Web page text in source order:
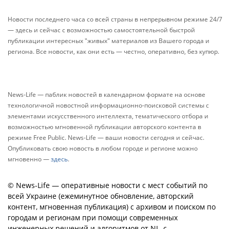
Новости последнего часа со всей страны в непрерывном режиме 24/7
— здесь и сейчас с возможностью самостоятельной быстрой
публикации интересных "живых" материалов из Вашего города и
региона. Все новости, как они есть — честно, оперативно, без купюр.
News-Life — паблик новостей в календарном формате на основе
технологичной новостной информационно-поисковой системы с
элементами искусственного интеллекта, тематического отбора и
возможностью мгновенной публикации авторского контента в
режиме Free Public. News-Life — ваши новости сегодня и сейчас.
Опубликовать свою новость в любом городе и регионе можно
мгновенно —здесь.
© News-Life — оперативные новости с мест событий по
всей Украине (ежеминутное обновление, авторский
контент, мгновенная публикация) с архивом и поиском по
городам и регионам при помощи современных